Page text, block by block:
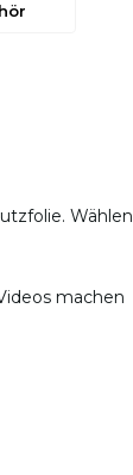
Wählen
machen